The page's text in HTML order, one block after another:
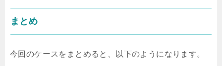
まとめ
今回のケースをまとめると、以下のようになります。